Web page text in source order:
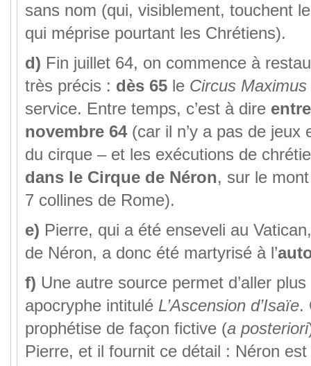
sans nom (qui, visiblement, touchent
qui méprise pourtant les Chrétiens).
d) Fin juillet 64, on commence à
très précis : dès 65le Circus Maximus
service. Entre temps, c’est à dire
novembre 64(car il n’y a pas de jeux
du cirque – et les exécutions de
dans le Cirque de Néron, sur le
7 collines de Rome).
e) Pierre, qui a été enseveli au
de Néron, a donc été martyrisé à l’
f) Une autre source permet d’aller
apocryphe intitulé L’Ascension d’Isaïe.
prophétise de façon fictive (a posteriori
Pierre, et il fournit ce détail : Néron